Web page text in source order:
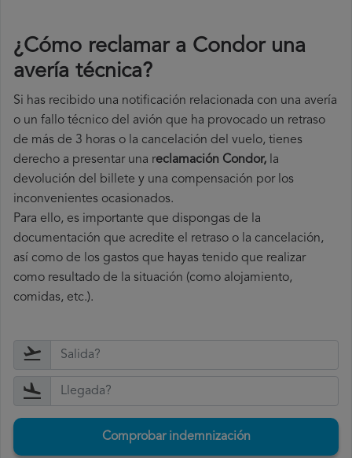
¿Cómo reclamar a Condor una
avería técnica?
Si has recibido una notificación relacionada con una avería
o un fallo técnico del avión que ha provocado un retraso
de más de 3 horas o la cancelación del vuelo, tienes
derecho a presentar una reclamación Condor, la
devolución del billete y una compensación por los
inconvenientes ocasionados.
Para ello, es importante que dispongas de la
documentación que acredite el retraso o la cancelación,
así como de los gastos que hayas tenido que realizar
como resultado de la situación (como alojamiento,
comidas, etc.).
Comprobar indemnización